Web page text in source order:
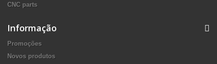
CNC parts
Informação
Promoções
Novos produtos